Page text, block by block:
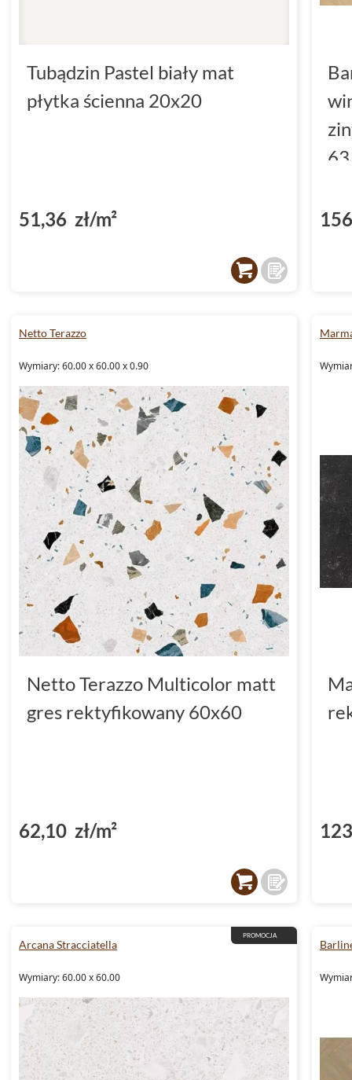
Tubądzin Pastel biały mat
płytka ścienna 20x20
51,36 zł/m²
Netto Terazzo
Wymiary: 60.00 x 60.00 x 0.90
Netto Terazzo Multicolor matt
gres rektyfikowany 60x60
62,10 zł/m²
PROMOCJA
Arcana Stracciatella
Wymiary: 60.00 x 60.00